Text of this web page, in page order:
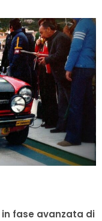
in fase avanzata di